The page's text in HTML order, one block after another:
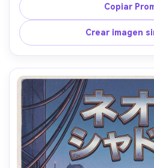
eslogan corto y alentador,
borde, espacio para
diseño premium para
profundidad de
Copiar
Crear imagen